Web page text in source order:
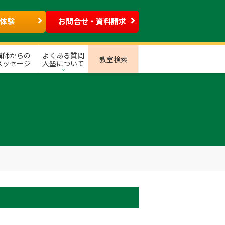
験 お問合せ・資料請求
師からの
ッセージ
よくある質問
入塾について
教室検索